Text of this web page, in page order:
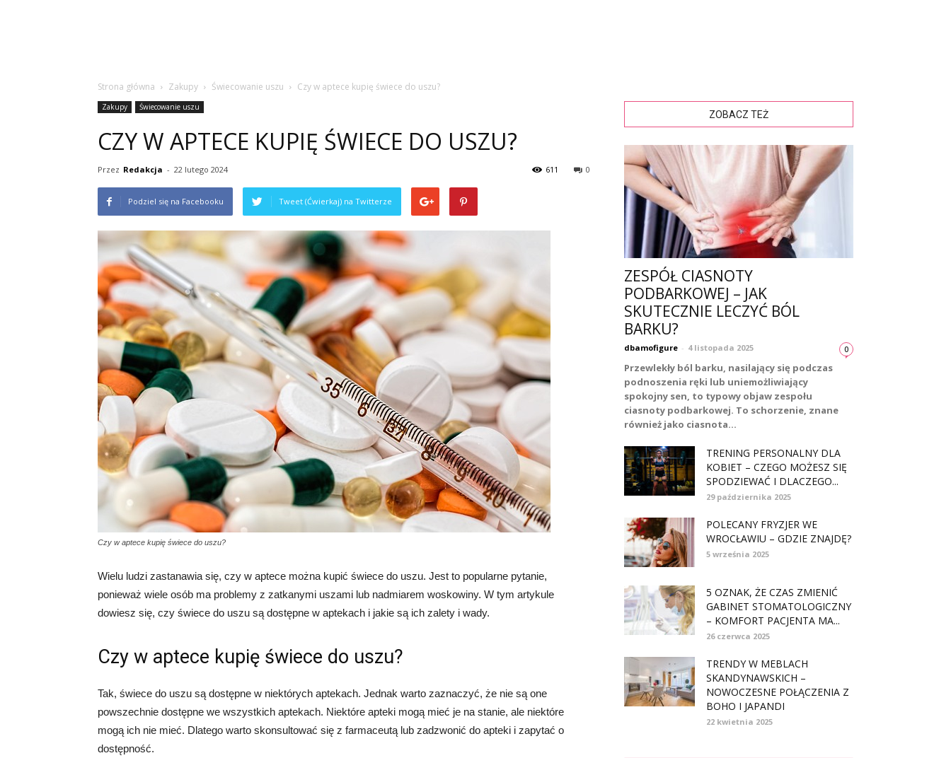
Strona główna Zakupy Świecowanie uszu Czy w aptece kupię świece do uszu?
Zakupy Świecowanie uszu
CZY W APTECE KUPIĘ ŚWIECE DO USZU?
Przez Redakcja - 22 lutego 2024 0
611
Podziel się na Facebooku Tweet (Ćwierkaj) na Twitterze
Czy w aptece kupię świece do uszu?
Wielu ludzi zastanawia się, czy w aptece można kupić świece do uszu. Jest to popularne pytanie,
ponieważ wiele osób ma problemy z zatkanymi uszami lub nadmiarem woskowiny. W tym artykule
dowiesz się, czy świece do uszu są dostępne w aptekach i jakie są ich zalety i wady.
Czy w aptece kupię świece do uszu?
Tak, świece do uszu są dostępne w niektórych aptekach. Jednak warto zaznaczyć, że nie są one
powszechnie dostępne we wszystkich aptekach. Niektóre apteki mogą mieć je na stanie, ale niektóre
mogą ich nie mieć. Dlatego warto skonsultować się z farmaceutą lub zadzwonić do apteki i zapytać o
dostępność.
ZOBACZ TEŻ
ZESPÓŁ CIASNOTY
PODBARKOWEJ – JAK
SKUTECZNIE LECZYĆ BÓL
BARKU?
dbamofigure - 4 listopada 2025 0
Przewlekły ból barku, nasilający się podczas
podnoszenia ręki lub uniemożliwiający
spokojny sen, to typowy objaw zespołu
ciasnoty podbarkowej. To schorzenie, znane
również jako ciasnota...
TRENING PERSONALNY DLA
KOBIET – CZEGO MOŻESZ SIĘ
SPODZIEWAĆ I DLACZEGO...
29 października 2025
POLECANY FRYZJER WE
WROCŁAWIU – GDZIE ZNAJDĘ?
5 września 2025
5 OZNAK, ŻE CZAS ZMIENIĆ
GABINET STOMATOLOGICZNY
– KOMFORT PACJENTA MA...
26 czerwca 2025
TRENDY W MEBLACH
SKANDYNAWSKICH –
NOWOCZESNE POŁĄCZENIA Z
BOHO I JAPANDI
22 kwietnia 2025